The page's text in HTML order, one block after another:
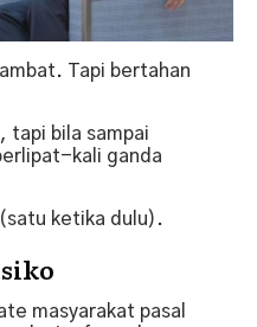
Tapi bertahan
tapi bila sampai
kali ganda
ketika dulu).
masyarakat pasal